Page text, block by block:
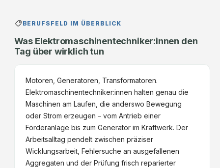
BERUFSFELD IM ÜBERBLICK
Was Elektromaschinentechniker:innen den
Tag über wirklich tun
Motoren, Generatoren, Transformatoren.
Elektromaschinentechniker:innen halten genau die
Maschinen am Laufen, die anderswo Bewegung
oder Strom erzeugen – vom Antrieb einer
Förderanlage bis zum Generator im Kraftwerk. Der
Arbeitsalltag pendelt zwischen präziser
Wicklungsarbeit, Fehlersuche an ausgefallenen
Aggregaten und der Prüfung frisch reparierter